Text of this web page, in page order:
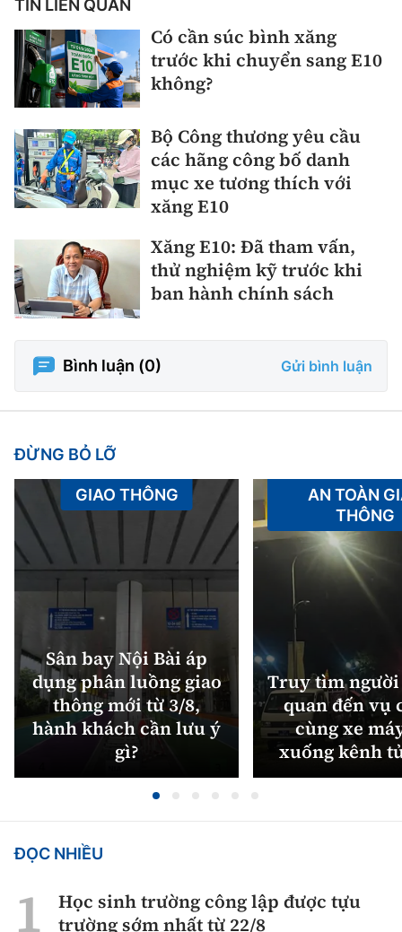
TIN LIÊN QUAN
Có cần súc bình xăng
trước khi chuyển sang E10
không?
Bộ Công thương yêu cầu
các hãng công bố danh
mục xe tương thích với
xăng E10
Xăng E10: Đã tham vấn,
thử nghiệm kỹ trước khi
ban hành chính sách
Bình luận (0) Gửi bình luận
ĐỪNG BỎ LỠ
Sân bay Nội Bài áp
dụng phân luồng giao
thông mới từ 3/8,
hành khách cần lưu ý
gì?
GIAO THÔNG
Truy tìm
quan đến vụ
cùng xe
xuống kênh
AN TOÀN
THÔNG
ĐỌC NHIỀU
Học sinh trường công lập được tựu
trường sớm nhất từ 22/8